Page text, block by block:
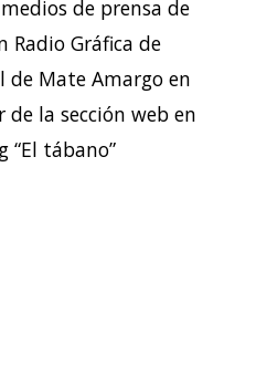
de prensa de
Radio Gráfica de
de Mate Amargo en
de la sección web en
“El tábano”